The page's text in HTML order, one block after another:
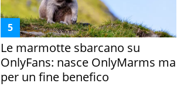
Le marmotte sbarcano su
OnlyFans: nasce OnlyMarms ma
per un fine benefico